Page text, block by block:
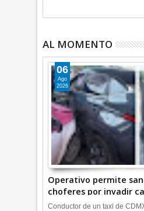
AL MOMENTO
Operativo permite
choferes por invadir
Ecatepec +Video |
06
Ago
2026
Conductor de un taxi de